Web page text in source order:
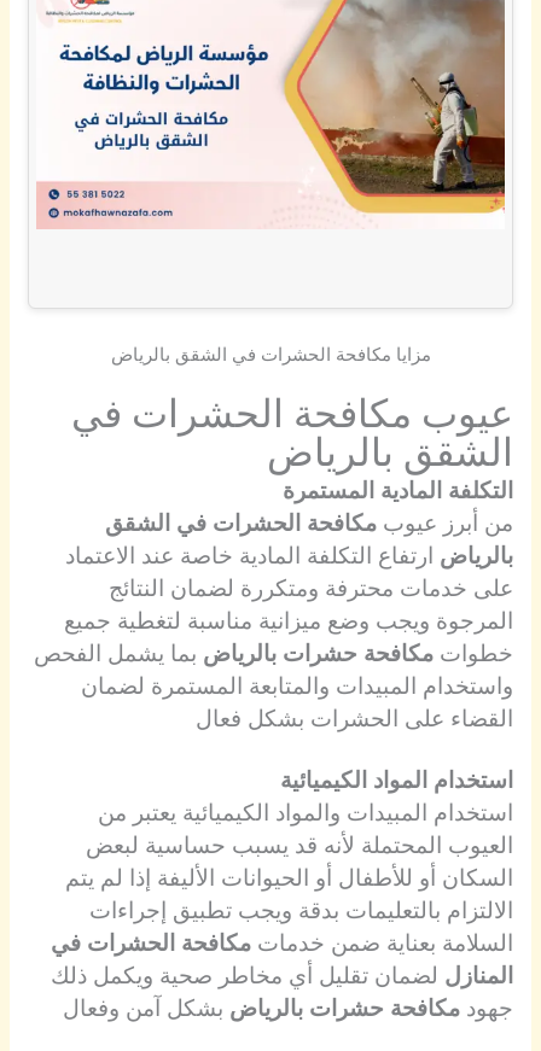
مزايا مكافحة الحشرات في الشقق بالرياض
عيوب مكافحة الحشرات في
الشقق بالرياض
التكلفة المادية المستمرة
من أبرز عيوبمكافحة الحشرات في الشقق
بالرياض ارتفاع التكلفة المادية خاصة عند الاعتماد
على خدمات محترفة ومتكررة لضمان النتائج
المرجوة ويجب وضع ميزانية مناسبة لتغطية جميع
خطواتمكافحة حشرات بالرياض بما يشمل الفحص
واستخدام المبيدات والمتابعة المستمرة لضمان
القضاء على الحشرات بشكل فعال
استخدام المواد الكيميائية
استخدام المبيدات والمواد الكيميائية يعتبر من
العيوب المحتملة لأنه قد يسبب حساسية لبعض
السكان أو للأطفال أو الحيوانات الأليفة إذا لم يتم
الالتزام بالتعليمات بدقة ويجب تطبيق إجراءات
السلامة بعناية ضمن خدماتمكافحة الحشرات في
المنازل لضمان تقليل أي مخاطر صحية ويكمل ذلك
جهودمكافحة حشرات بالرياض بشكل آمن وفعال